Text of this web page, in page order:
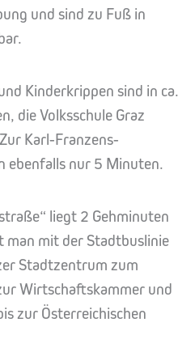
und sind zu Fuß in
Kinderkrippen sind in ca.
die Volksschule Graz
Karl-Franzens-
ebenfalls nur 5 Minuten.
liegt 2 Gehminuten
mit der Stadtbuslinie
Stadtzentrum zum
Wirtschaftskammer und
zur Österreichischen